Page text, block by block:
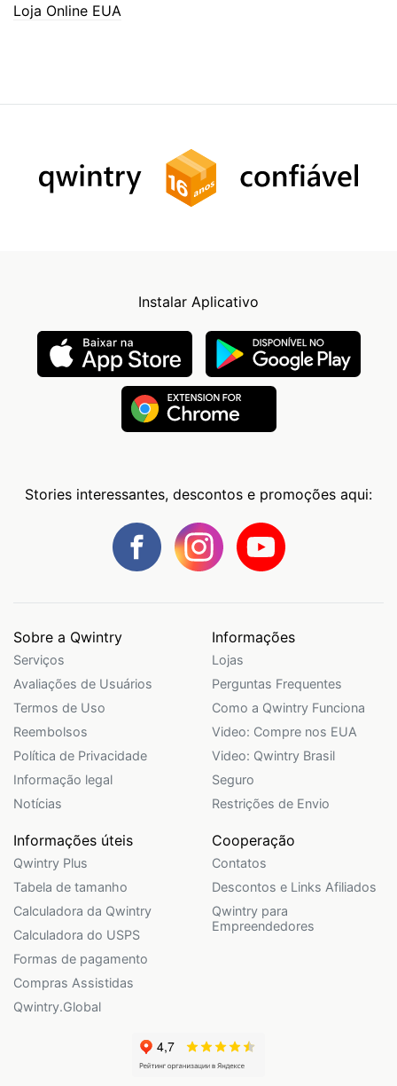
Loja Online EUA
Instalar Aplicativo
Stories interessantes, descontos e promoções aqui:
Sobre a Qwintry
Serviços
Avaliações de Usuários
Termos de Uso
Reembolsos
Política de Privacidade
Informação legal
Notícias
Informações
Lojas
Perguntas Frequentes
Como a Qwintry Funciona
Video: Compre nos EUA
Video: Qwintry Brasil
Seguro
Restrições de Envio
Informações úteis
Qwintry Plus
Tabela de tamanho
Calculadora da Qwintry
Calculadora do USPS
Formas de pagamento
Compras Assistidas
Qwintry.Global
Cooperação
Contatos
Descontos e Links Afiliados
Qwintry para
Empreendedores